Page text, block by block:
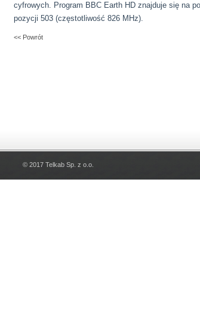
cyfrowych. Program BBC Earth HD znajduje się na
pozycji 503 (częstotliwość 826 MHz).
<< Powrót
© 2017 Telkab Sp. z o.o.